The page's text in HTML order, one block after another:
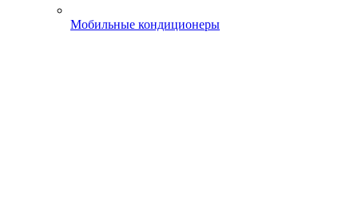
Мобильные кондиционеры